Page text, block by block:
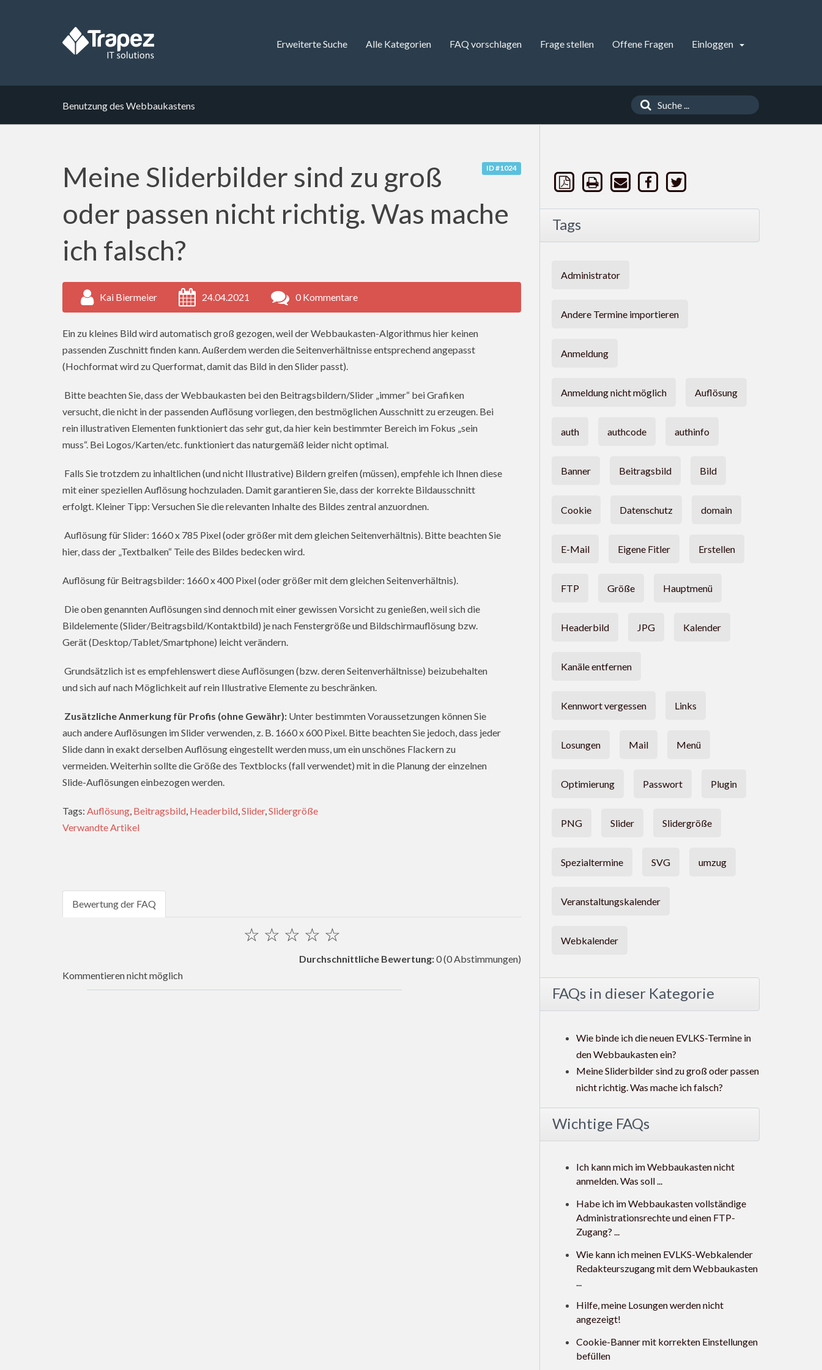
Erweiterte Suche Alle Kategorien FAQ vorschlagen Frage stellen Offene Fragen Einloggen
Benutzung des Webbaukastens
ID #1024
Meine Sliderbilder sind zu groß
oder passen nicht richtig. Was mache
ich falsch?
Kai Biermeier 24.04.2021 0 Kommentare
Ein zu kleines Bild wird automatisch groß gezogen, weil der Webbaukasten-Algorithmus hier keinen
passenden Zuschnitt finden kann. Außerdem werden die Seitenverhältnisse entsprechend angepasst
(Hochformat wird zu Querformat, damit das Bild in den Slider passt).
Bitte beachten Sie, dass der Webbaukasten bei den Beitragsbildern/Slider „immer“ bei Grafiken
versucht, die nicht in der passenden Auflösung vorliegen, den bestmöglichen Ausschnitt zu erzeugen. Bei
rein illustrativen Elementen funktioniert das sehr gut, da hier kein bestimmter Bereich im Fokus „sein
muss“. Bei Logos/Karten/etc. funktioniert das naturgemäß leider nicht optimal.
Falls Sie trotzdem zu inhaltlichen (und nicht Illustrative) Bildern greifen (müssen), empfehle ich Ihnen diese
mit einer speziellen Auflösung hochzuladen. Damit garantieren Sie, dass der korrekte Bildausschnitt
erfolgt. Kleiner Tipp: Versuchen Sie die relevanten Inhalte des Bildes zentral anzuordnen.
Auflösung für Slider: 1660 x 785 Pixel (oder größer mit dem gleichen Seitenverhältnis). Bitte beachten Sie
hier, dass der „Textbalken“ Teile des Bildes bedecken wird.
Auflösung für Beitragsbilder: 1660 x 400 Pixel (oder größer mit dem gleichen Seitenverhältnis).
Die oben genannten Auflösungen sind dennoch mit einer gewissen Vorsicht zu genießen, weil sich die
Bildelemente (Slider/Beitragsbild/Kontaktbild) je nach Fenstergröße und Bildschirmauflösung bzw.
Gerät (Desktop/Tablet/Smartphone) leicht verändern.
Grundsätzlich ist es empfehlenswert diese Auflösungen (bzw. deren Seitenverhältnisse) beizubehalten
und sich auf nach Möglichkeit auf rein Illustrative Elemente zu beschränken.
Zusätzliche Anmerkung für Profis (ohne Gewähr): Unter bestimmten Voraussetzungen können Sie
auch andere Auflösungen im Slider verwenden, z. B. 1660 x 600 Pixel. Bitte beachten Sie jedoch, dass jeder
Slide dann in exakt derselben Auflösung eingestellt werden muss, um ein unschönes Flackern zu
vermeiden. Weiterhin sollte die Größe des Textblocks (fall verwendet) mit in die Planung der einzelnen
Slide-Auflösungen einbezogen werden.
Tags: Auflösung, Beitragsbild, Headerbild,Slider,Slidergröße
Verwandte Artikel
Bewertung der FAQ
☆
☆
☆
☆
☆
Durchschnittliche Bewertung:0(0 Abstimmungen)
Kommentieren nicht möglich
Tags
Administrator
Andere Termine importieren
Anmeldung
Anmeldung nicht möglich Auflösung
auth authcode authinfo
Banner Beitragsbild Bild
Cookie Datenschutz domain
E-Mail Eigene Fitler Erstellen
FTP Größe Hauptmenü
Headerbild JPG Kalender
Kanäle entfernen
Kennwort vergessen Links
Losungen Mail Menü
Optimierung Passwort Plugin
PNG Slider Slidergröße
Spezialtermine SVG umzug
Veranstaltungskalender
Webkalender
FAQs in dieser Kategorie
Wie binde ich die neuen EVLKS-Termine in
den Webbaukasten ein?
Meine Sliderbilder sind zu groß oder passen
nicht richtig. Was mache ich falsch?
Wichtige FAQs
Ich kann mich im Webbaukasten nicht
anmelden. Was soll ...
Habe ich im Webbaukasten vollständige
Administrationsrechte und einen FTP-
Zugang? ...
Wie kann ich meinen EVLKS-Webkalender
Redakteurszugang mit dem Webbaukasten
...
Hilfe, meine Losungen werden nicht
angezeigt!
Cookie-Banner mit korrekten Einstellungen
befüllen